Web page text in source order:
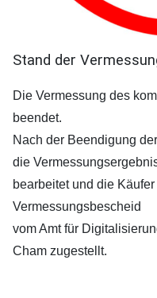
Stand der
Die Vermessung des
beendet.
Nach der Beendigung
die
bearbeitet und die
Vermessungsbescheid
vom Amt für
Cham zugestellt.